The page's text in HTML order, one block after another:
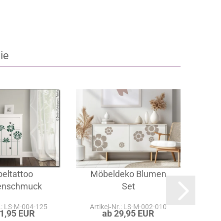
Möbeldeko Blumen
Set